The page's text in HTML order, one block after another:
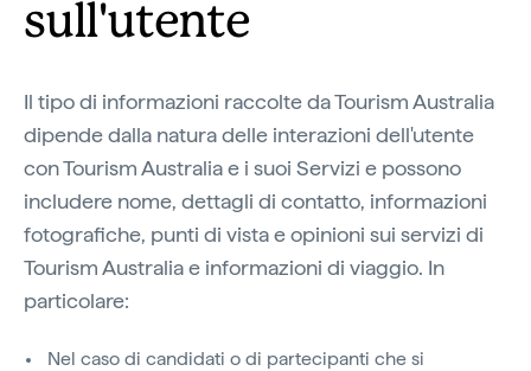
sull'utente
Il tipo di informazioni raccolte da Tourism Australia
dipende dalla natura delle interazioni dell'utente
con Tourism Australia e i suoi Servizi e possono
includere nome, dettagli di contatto, informazioni
fotografiche, punti di vista e opinioni sui servizi di
Tourism Australia e informazioni di viaggio. In
particolare:
Nel caso di candidati o di partecipanti che si